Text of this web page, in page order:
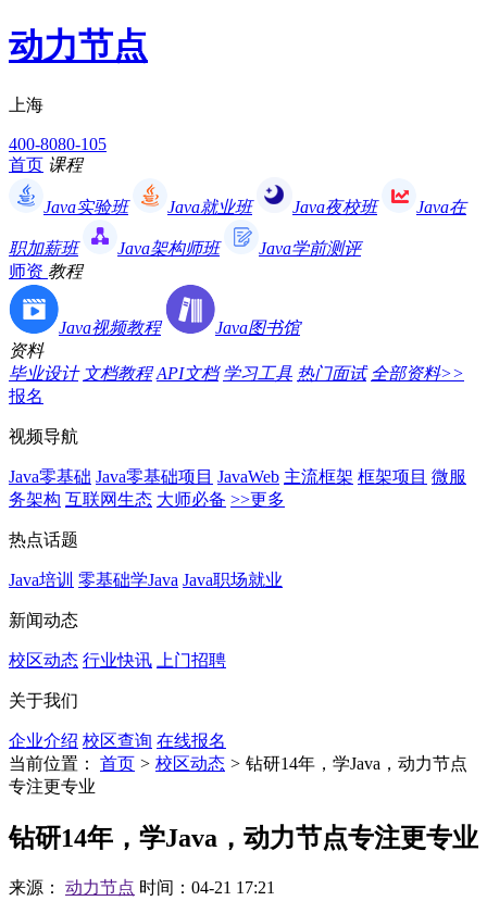
动力节点
上海
400-8080-105
首页 课程
Java实验班 Java就业班 Java夜校班 Java在
职加薪班 Java架构师班
Java学前测评
师资 教程
Java视频教程
Java图书馆
资料
毕业设计 文档教程 API文档 学习工具 热门面试 全部资料>>
报名
视频导航
Java零基础 Java零基础项目 JavaWeb 主流框架 框架项目 微服
务架构 互联网生态 大师必备 >>更多
热点话题
Java培训 零基础学Java Java职场就业
新闻动态
校区动态 行业快讯 上门招聘
关于我们
企业介绍 校区查询 在线报名
当前位置：
首页 > 校区动态 > 钻研14年，学Java，动力节点
专注更专业
钻研14年，学Java，动力节点专注更专业
来源： 动力节点 时间：04-21 17:21